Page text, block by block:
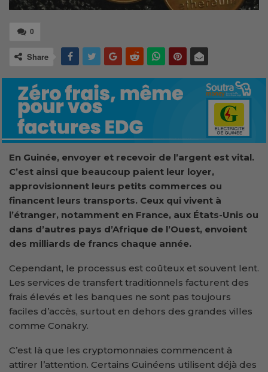
0
Share
En Guinée, envoyer et recevoir de l’argent est vital.
C’est ainsi que beaucoup paient leur loyer,
approvisionnent leurs petits commerces ou
financent leurs transports. Ceux qui vivent à
l’étranger, notamment en France, aux États-Unis ou
dans d’autres pays d’Afrique de l’Ouest, envoient
des milliards de francs chaque année.
Cependant, le processus est coûteux et souvent lent.
Les services de transfert traditionnels facturent des
frais élevés et les banques ne sont pas toujours
faciles d’accès, surtout en dehors des grandes villes
comme Conakry.
C’est là que les cryptomonnaies commencent à
attirer l’attention. Certains Guinéens utilisent déjà des